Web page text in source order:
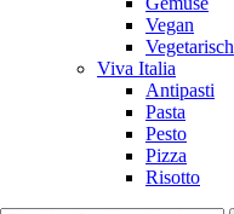
Vegan
Vegetarisch
Viva Italia
Antipasti
Pasta
Pesto
Pizza
Risotto